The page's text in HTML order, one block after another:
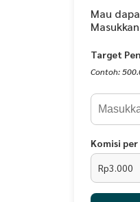
Mau
Target
Contoh:
Komisi
Rp3.000